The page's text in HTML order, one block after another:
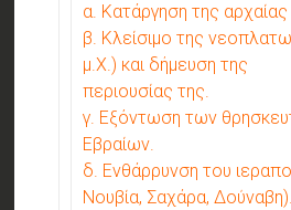
α. Κατάργηση της
β. Κλείσιμο της
μ.Χ.) και δήμευση της
περιουσίας της.
γ. Εξόντωση των
Εβραίων.
δ. Ενθάρρυνση του
Νουβία, Σαχάρα, Δούναβη).